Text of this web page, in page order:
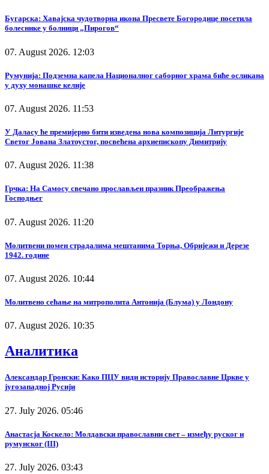
Бугарска: Хавајска чудотворна икона Пресвете Богородице посетила
болеснике у болници „Пирогов“
07. August 2026. 12:03
Румунија: Подземна капела Националног саборног храма биће осликана
у духу монашке келије
07. August 2026. 11:53
У Даласу ће премијерно бити изведена нова композиција Литургије
Светог Јована Златоустог, посвећена архиепископу Димитрију
07. August 2026. 11:38
Грчка: На Самосу свечано прослављен празник Преображења
Господњег
07. August 2026. 11:20
Молитвени помен страдалима мештанима Торња, Обријежи и Дерезе
1942. године
07. August 2026. 10:44
Молитвено сећање на митрополита Антонија (Блума) у Лондону
07. August 2026. 10:35
Аналитика
Александар Гронски: Како ПЦУ види историју Православне Цркве у
југозападној Русији
27. July 2026. 05:46
Анастасја Коскело: Молдавски православни свет – између руског и
румунског (III)
27. July 2026. 03:43